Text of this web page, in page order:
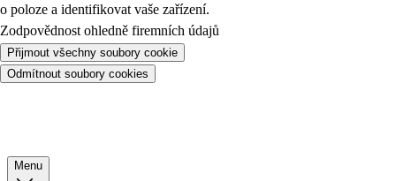
o poloze a identifikovat vaše zařízení.
Zodpovědnost ohledně firemních údajů
Přijmout všechny soubory cookie
Odmítnout soubory cookies
Menu